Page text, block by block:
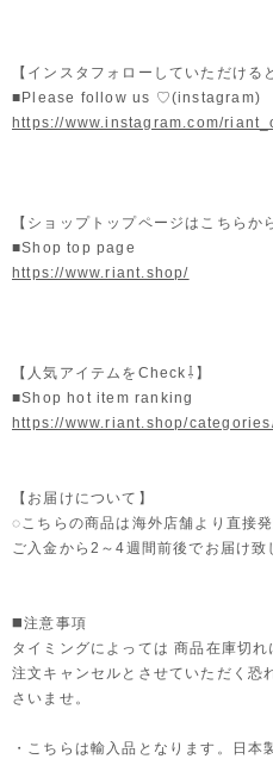
【インスタフォローしていただける
■Please follow us ♡(instagram)
https://www.instagram.com/
【ショップトップページはこちらか
■Shop top page
https://www.riant.shop/
【人気アイテムをCheck⇩】
■Shop hot item ranking
https://www.riant.shop/
【お届けについて】
◌こちらの商品は海外店舗より直接発
ご入金から2～4週間前後でお届け致
◼️注意事項
タイミングによっては 商品在庫切れ
注文キャンセルとさせていただく恐
さいませ。
・こちらは輸入品となります。日本